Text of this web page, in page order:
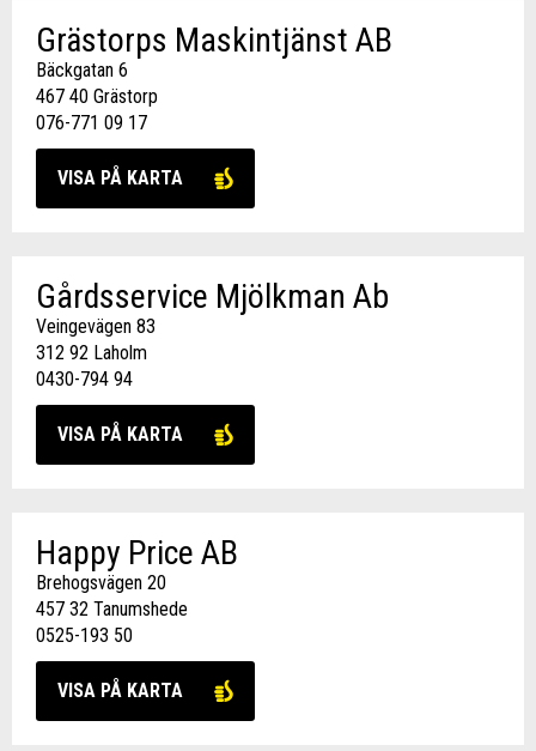
Grästorps Maskintjänst AB
Bäckgatan 6
467 40 Grästorp
076-771 09 17
VISA PÅ KARTA
Gårdsservice Mjölkman Ab
Veingevägen 83
312 92 Laholm
0430-794 94
VISA PÅ KARTA
Happy Price AB
Brehogsvägen 20
457 32 Tanumshede
0525-193 50
VISA PÅ KARTA